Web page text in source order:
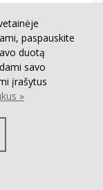
paspauskite
duotą
savo
įrašytus
»